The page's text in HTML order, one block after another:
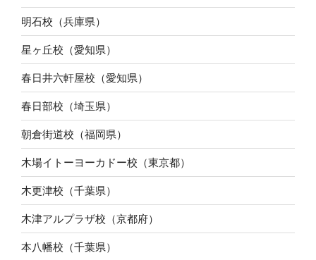
明石校（兵庫県）
星ヶ丘校（愛知県）
春日井六軒屋校（愛知県）
春日部校（埼玉県）
朝倉街道校（福岡県）
木場イトーヨーカドー校（東京都）
木更津校（千葉県）
木津アルプラザ校（京都府）
本八幡校（千葉県）